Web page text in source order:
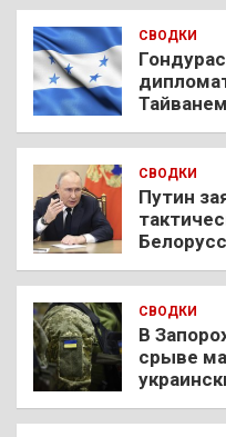
СВОДКИ
Тайванем
СВОДКИ
Путин
СВОДКИ
В
срыве